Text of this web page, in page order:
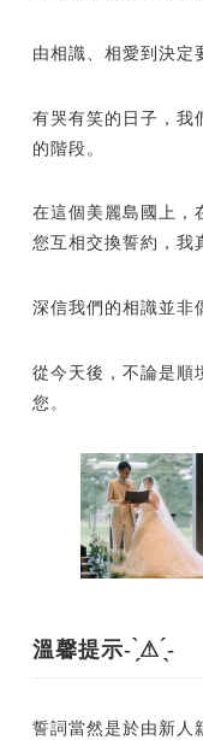
由相識、相愛到決定
有哭有笑的日子，我
的階段。
在這個美麗島國上，
您互相交換誓約，我
深信我們的相識並非
從今天後，不論是順
您。
溫馨提示- ̗̀⚠ ̖́-
誓詞當然是於由新人